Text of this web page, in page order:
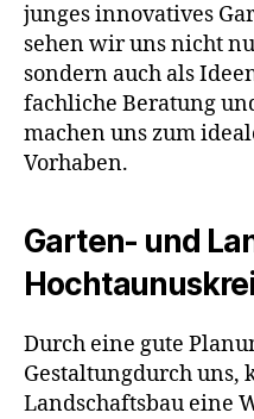
junges innovatives
sehen wir uns nicht
sondern auch als
fachliche Beratung
machen uns zum
Vorhaben.
Garten- und
Durch eine gute
Gestaltungdurch uns,
Landschaftsbau eine